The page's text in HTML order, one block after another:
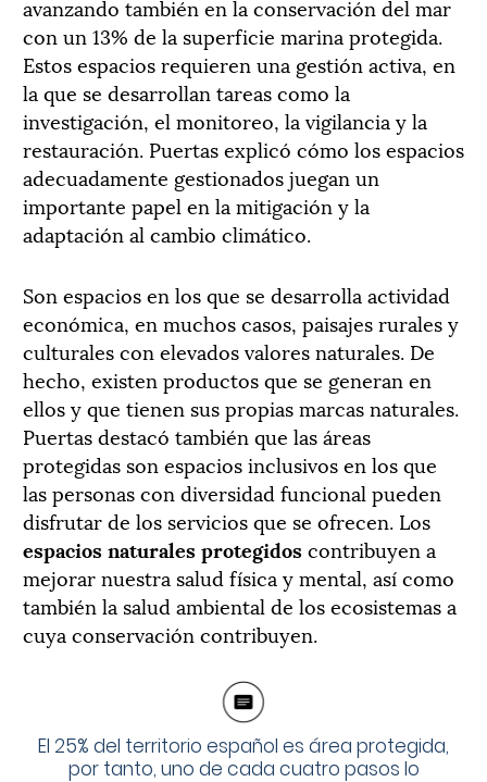
avanzando también en la conservación del mar
con un 13% de la superficie marina protegida.
Estos espacios requieren una gestión activa, en
la que se desarrollan tareas como la
investigación, el monitoreo, la vigilancia y la
restauración. Puertas explicó cómo los espacios
adecuadamente gestionados juegan un
importante papel en la mitigación y la
adaptación al cambio climático.
Son espacios en los que se desarrolla actividad
económica, en muchos casos, paisajes rurales y
culturales con elevados valores naturales. De
hecho, existen productos que se generan en
ellos y que tienen sus propias marcas naturales.
Puertas destacó también que las áreas
protegidas son espacios inclusivos en los que
las personas con diversidad funcional pueden
disfrutar de los servicios que se ofrecen. Los
espacios naturales protegidoscontribuyen a
mejorar nuestra salud física y mental, así como
también la salud ambiental de los ecosistemas a
cuya conservación contribuyen.
El 25% del territorio español es área protegida,
por tanto, uno de cada cuatro pasos lo